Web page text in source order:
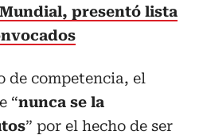
presentó lista
de competencia, el
“nunca se la
” por el hecho de ser